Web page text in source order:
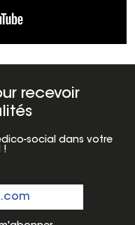
recevoir
social dans votre
!